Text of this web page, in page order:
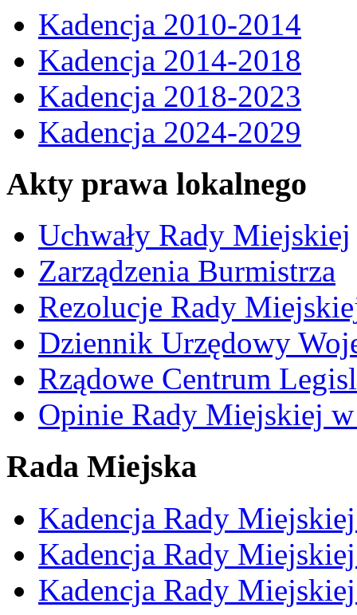
Kadencja 2010-2014
Kadencja 2014-2018
Kadencja 2018-2023
Kadencja 2024-2029
Akty prawa lokalnego
Uchwały Rady Miejskiej
Zarządzenia Burmistrza
Rezolucje Rady
Dziennik Urzędowy
Rządowe Centrum
Opinie Rady Miejskiej w
Rada Miejska
Kadencja Rady
Kadencja Rady
Kadencja Rady